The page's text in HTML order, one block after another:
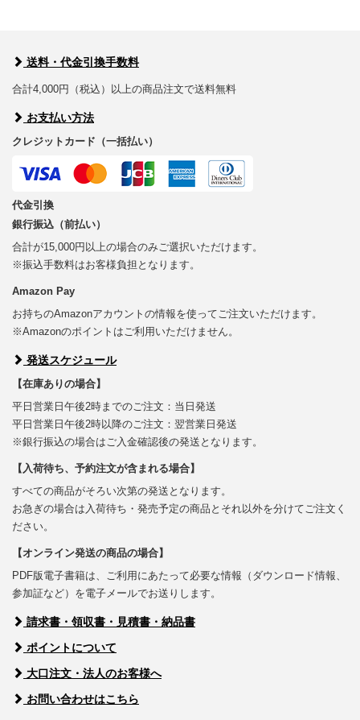
送料・代金引換手数料
合計4,000円（税込）以上の商品注文で送料無料
お支払い方法
クレジットカード（一括払い）
代金引換
銀行振込（前払い）
合計が15,000円以上の場合のみご選択いただけます。
※振込手数料はお客様負担となります。
Amazon Pay
お持ちのAmazonアカウントの情報を使ってご注文いただけます。
※Amazonのポイントはご利用いただけません。
発送スケジュール
【在庫ありの場合】
平日営業日午後2時までのご注文：当日発送
平日営業日午後2時以降のご注文：翌営業日発送
※銀行振込の場合はご入金確認後の発送となります。
【入荷待ち、予約注文が含まれる場合】
すべての商品がそろい次第の発送となります。
お急ぎの場合は入荷待ち・発売予定の商品とそれ以外を分けてご注文く
ださい。
【オンライン発送の商品の場合】
PDF版電子書籍は、ご利用にあたって必要な情報（ダウンロード情報、
参加証など）を電子メールでお送りします。
請求書・領収書・見積書・納品書
ポイントについて
大口注文・法人のお客様へ
お問い合わせはこちら